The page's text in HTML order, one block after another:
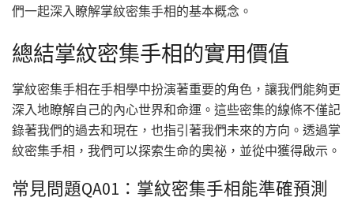
們一起深入瞭解掌紋密集手相的基本概念。
總結掌紋密集手相的實用價值
掌紋密集手相在手相學中扮演著重要的角色，讓我們能夠更
深入地瞭解自己的內心世界和命運。這些密集的線條不僅記
錄著我們的過去和現在，也指引著我們未來的方向。透過掌
紋密集手相，我們可以探索生命的奧祕，並從中獲得啟示。
常見問題QA01：掌紋密集手相能準確預測